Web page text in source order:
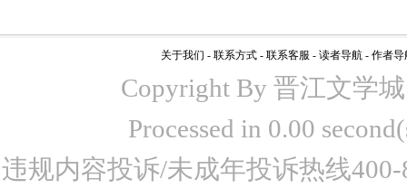
关于我们 - 联系方式 - 联系客服 - 读者导航 - 作者导
Copyright By 晋江文学
Processed in 0.00
违规内容投诉/未成年投诉热线